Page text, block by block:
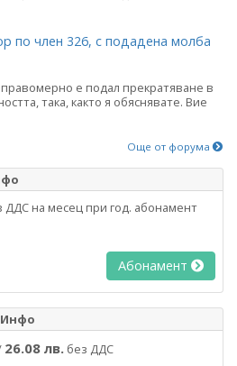
по член 326, с подадена молба
е подал прекратяване в
така, както я обяснявате. Вие
Още от форума
ДДС на месец при год. абонамент
Абонамент
Инфо
26.08 лв. без ДДС